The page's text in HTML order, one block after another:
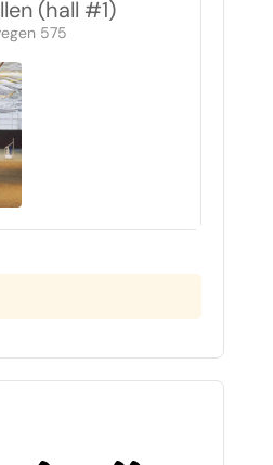
(hall #1)
575